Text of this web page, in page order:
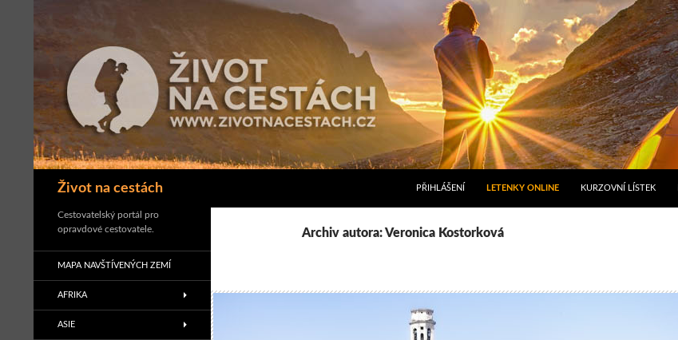
Život na cestách
Hledat
PŘIHLÁŠENÍ LETENKY ONLINE KURZOVNÍ LÍSTEK
Archiv autora: Veronica Kostorková
Cestovatelský portál pro
opravdové cestovatele.
MAPA NAVŠTÍVENÝCH ZEMÍ
AFRIKA
ASIE